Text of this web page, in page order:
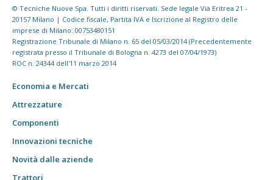
© Tecniche Nuove Spa. Tutti i diritti riservati. Sede legale Via Eritrea 21 -
20157 Milano | Codice fiscale, Partita IVA e Iscrizione al Registro delle
imprese di Milano: 00753480151
Registrazione Tribunale di Milano n. 65 del 05/03/2014 (Precedentemente
registrata presso il Tribunale di Bologna n. 4273 del 07/04/1973)
ROC n. 24344 dell'11 marzo 2014
Economia e Mercati
Attrezzature
Componenti
Innovazioni tecniche
Novità dalle aziende
Trattori